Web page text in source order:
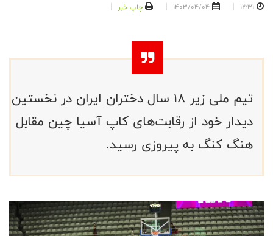
12:31
1403/04/04 چاپ خبر
تیم ملی زیر 18 سال دختران ایران در نخستین
دیدار خود از رقابت‌های کاپ آسیا چین مقابل
هنگ کنگ به پیروزی رسید.